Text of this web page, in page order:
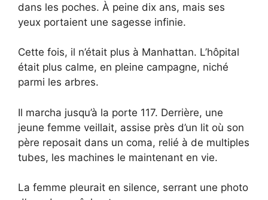
dans les poches. À peine dix ans, mais ses
yeux portaient une sagesse infinie.
Cette fois, il n’était plus à Manhattan. L’hôpital
était plus calme, en pleine campagne, niché
parmi les arbres.
Il marcha jusqu’à la porte 117. Derrière, une
jeune femme veillait, assise près d’un lit où son
père reposait dans un coma, relié à de multiples
tubes, les machines le maintenant en vie.
La femme pleurait en silence, serrant une photo